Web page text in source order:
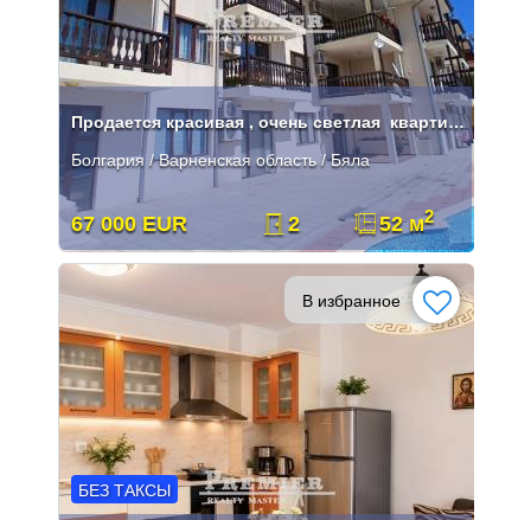
Продается красивая , очень светлая квартира в городе Бяла.
Болгария / Варненская область / Бяла
67 000 EUR 2 52 м2
В избранное
БЕЗ ТАКСЫ